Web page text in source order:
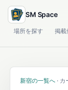
SM Space
場所を探す 掲載
新宿の一覧へ ·